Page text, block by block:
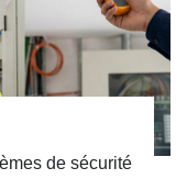
de sécurité